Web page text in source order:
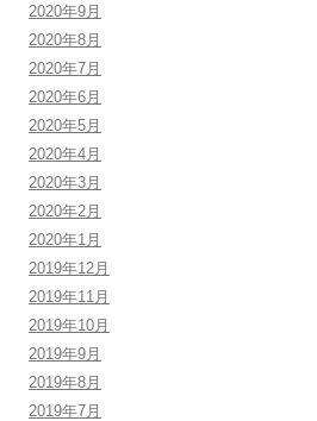
2020年9月
2020年8月
2020年7月
2020年6月
2020年5月
2020年4月
2020年3月
2020年2月
2020年1月
2019年12月
2019年11月
2019年10月
2019年9月
2019年8月
2019年7月